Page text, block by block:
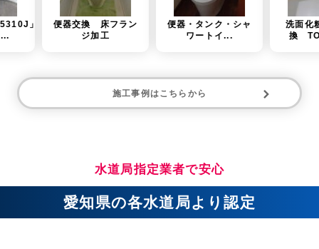
換 床フラン
ジ加工
便器・タンク・シャ
ワートイ...
洗面化粧台水栓交
換 TOTO（T...
施工事例はこちらから
水道局指定業者で安心
愛知県の各水道局より認定